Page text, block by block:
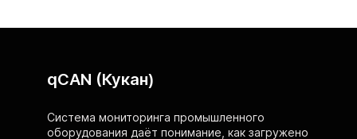
qCAN (Кукан)
Система мониторинга промышленного
оборудования даёт понимание, как загружено